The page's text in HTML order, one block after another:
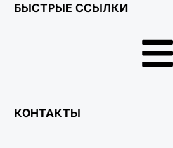
БЫСТРЫЕ ССЫЛКИ
КОНТАКТЫ